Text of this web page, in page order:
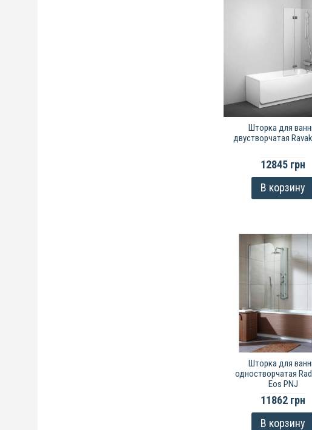
Шторка для
двустворчатая
12845 грн
В корзину
Шторка для
одностворчатая
Eos PNJ
11862 грн
В корзину